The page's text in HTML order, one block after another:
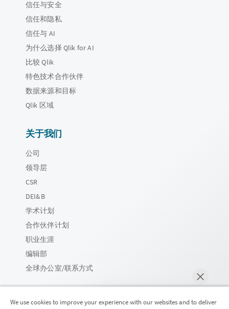
信任与安全
信任和隐私
信任与 AI
为什么选择 Qlik for AI
比较 Qlik
特色技术合作伙伴
数据来源和目标
Qlik 区域
关于我们
公司
领导层
CSR
DEI&B
学术计划
合作伙伴计划
职业生涯
编辑部
全球办公室/联系方式
We use cookies to improve your experience with our websites and to deliver